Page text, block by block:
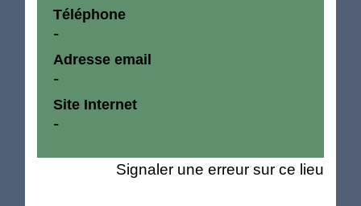
Téléphone
-
Adresse email
-
Site Internet
-
Signaler une erreur sur ce lieu